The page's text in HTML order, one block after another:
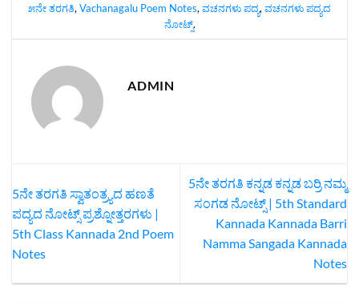
೫ನೇ ತರಗತಿ,Vachanagalu Poem Notes,ವಚನಗಳು ಪದ್ಯ,ವಚನಗಳು ಪದ್ಯದ
ನೋಟ್ಸ್‌.
ADMIN
5ನೇ ತರಗತಿ ಸ್ವಾತಂತ್ರ್ಯದ ಹಣತೆ
ಪದ್ಯದ ನೋಟ್ಸ್‌ ಪ್ರಶ್ನೋತ್ತರಗಳು |
5th Class Kannada 2nd Poem
Notes
5ನೇ ತರಗತಿ ಕನ್ನಡ ಕನ್ನಡ ಬರ‍್ರಿ ನಮ್ಮ
ಸಂಗಡ ನೋಟ್ಸ್ | 5th Standard
Kannada Kannada Barri
Namma Sangada Kannada‌
Notes